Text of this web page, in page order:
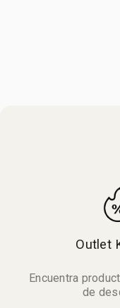
Outlet
Encuentra
de